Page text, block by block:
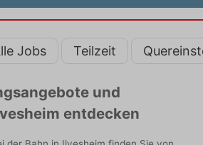
Jobs Teilzeit
und
entdecken